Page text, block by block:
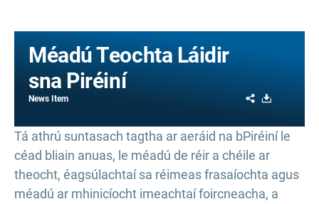
Méadú Teochta Láidir
sna Piréiní
News Item Share
Tá athrú suntasach tagtha ar aeráid na bPiréiní le
céad bliain anuas, le méadú de réir a chéile ar
theocht, éagsúlachtaí sa réimeas frasaíochta agus
méadú ar mhinicíocht imeachtaí foircneacha, a